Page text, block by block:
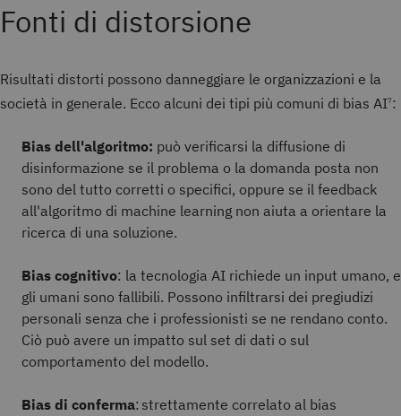
Fonti di distorsione
Risultati distorti possono danneggiare le organizzazioni e la
società in generale. Ecco alcuni dei tipi più comuni di bias AI7 :
Bias dell'algoritmo: può verificarsi la diffusione di
disinformazione se il problema o la domanda posta non
sono del tutto corretti o specifici, oppure se il feedback
all'algoritmo di machine learning non aiuta a orientare la
ricerca di una soluzione.
Bias cognitivo: la tecnologia AI richiede un input umano, e
gli umani sono fallibili. Possono infiltrarsi dei pregiudizi
personali senza che i professionisti se ne rendano conto.
Ciò può avere un impatto sul set di dati o sul
comportamento del modello.
Bias di conferma: strettamente correlato al bias